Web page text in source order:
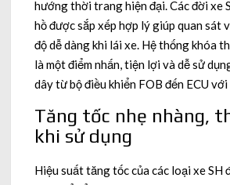
hướng thời trang hiện đại. Các đời xe
hồ được sắp xếp hợp lý giúp quan sát
độ dễ dàng khi lái xe. Hệ thống khóa
là một điểm nhấn, tiện lợi và dễ sử
dây từ bộ điều khiển FOB đến ECU
Tăng tốc nhẹ nhàng,
khi sử dụng
Hiệu suất tăng tốc của các loại xe SH